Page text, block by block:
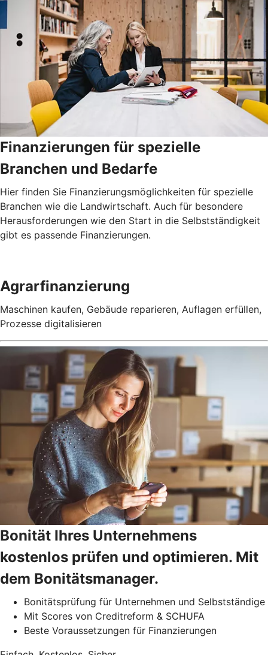
Finanzierungen für spezielle
Branchen und Bedarfe
Hier finden Sie Finanzierungsmöglichkeiten für spezielle
Branchen wie die Landwirtschaft. Auch für besondere
Herausforderungen wie den Start in die Selbstständigkeit
gibt es passende Finanzierungen.
Agrarfinanzierung
Maschinen kaufen, Gebäude reparieren, Auflagen erfüllen,
Prozesse digitalisieren
Bonität Ihres Unternehmens
kostenlos prüfen und optimieren. Mit
dem Bonitätsmanager.
Bonitätsprüfung für Unternehmen und Selbstständige
Mit Scores von Creditreform & SCHUFA
Beste Voraussetzungen für Finanzierungen